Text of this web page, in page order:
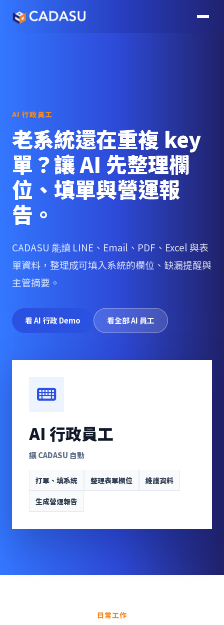
AI 行政員工
老系統還在重複 key
單？讓 AI 先整理欄
位、填單與營運報
告。
CADASU 能讀 LINE、Email、PDF、Excel 與表
單資料，整理成可填入系統的欄位、缺漏提醒與
主管摘要。
看 AI 行政 Demo 看全部 AI 員工
AI 行政員工
讓 CADASU 自動
打單、填系統 整理表單欄位 維護資料
生成營運報告
日常工作